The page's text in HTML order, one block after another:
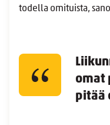
todella omituista,
omat
pitää